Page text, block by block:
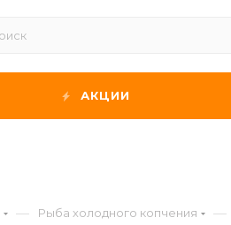
АКЦИИ
— Рыба холодного копчения —